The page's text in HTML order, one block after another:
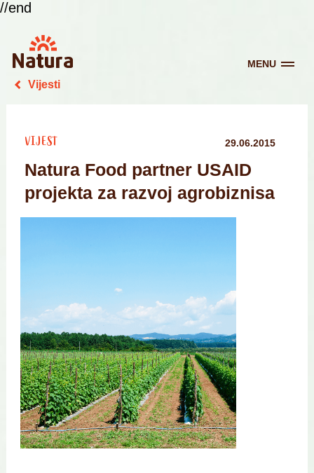
//end
MENU
Vijesti
VIJEST 29.06.2015
Natura Food partner USAID
projekta za razvoj agrobiznisa